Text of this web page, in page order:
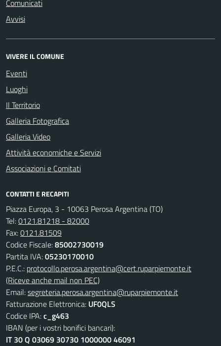
Comunicati
Avvisi
VIVERE IL COMUNE
Eventi
Luoghi
Il Territorio
Galleria Fotografica
Galleria Video
Attività economiche e Servizi
Associazioni e Comitati
CONTATTI E RECAPITI
Piazza Europa, 3 - 10063 Perosa Argentina (TO)
Tel:0121.81218 - 82000
Fax:0121.81509
Codice Fiscale:85002730019
Partita IVA:05230170010
P.E.C.: protocollo.perosa.argentina@cert.ruparpiemonte.it
(Riceve anche mail non PEC)
Email:segreteria.perosa.argentina@ruparpiemonte.it
Fatturazione Elettronica: UF0QLS
Codice IPA:c_g463
IBAN (per i vostri bonifici bancari):
IT 30 Q 03069 30730 1000000 46091